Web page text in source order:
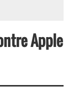
Apple